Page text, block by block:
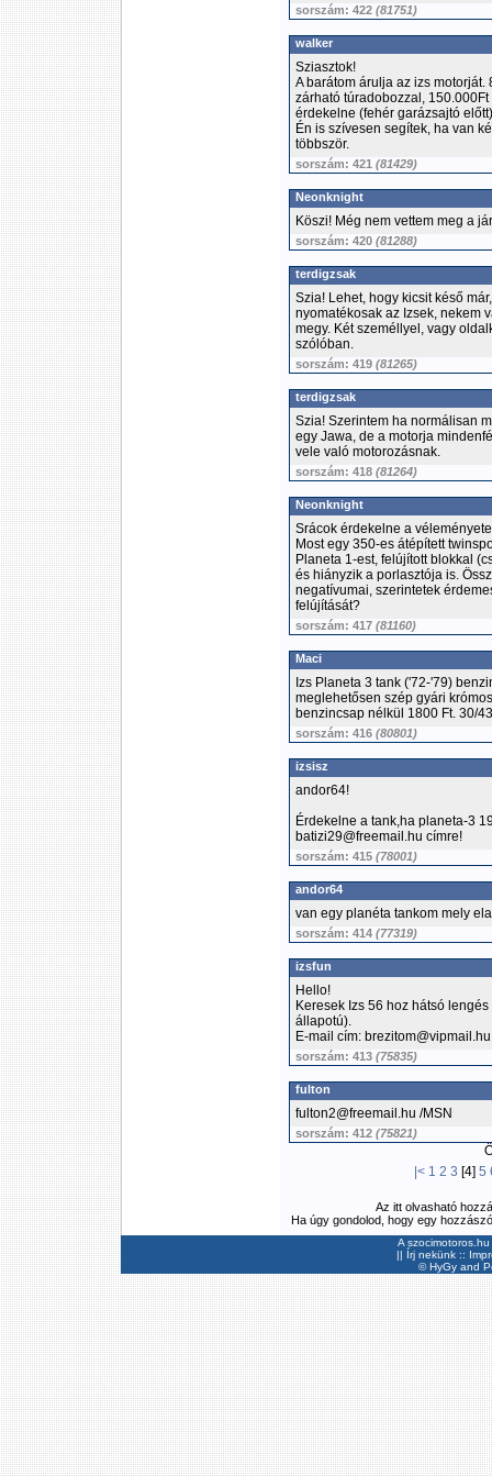
sorszám: 422 (81751)
walker
Sziasztok!
A barátom árulja az izs
zárható túradobozzal,
érdekelne (fehér garázsajtó
Én is szívesen segítek, ha van
többször.
sorszám: 421 (81429)
Neonknight
Köszi! Még nem vettem meg a
sorszám: 420 (81288)
terdigzsak
Szia! Lehet, hogy kicsit késő
nyomatékosak az Izsek, nekem
megy. Két személlyel, vagy
szólóban.
sorszám: 419 (81265)
terdigzsak
Szia! Szerintem ha normálisan
egy Jawa, de a motorja
vele való motorozásnak.
sorszám: 418 (81264)
Neonknight
Srácok érdekelne a
Most egy 350-es átépített
Planeta 1-est, felújított blokkal
és hiányzik a porlasztója is.
negatívumai, szerintetek
felújítását?
sorszám: 417 (81160)
Maci
Izs Planeta 3 tank ('72-'79)
meglehetősen szép gyári
benzincsap nélkül 1800 Ft. 30/
sorszám: 416 (80801)
izsisz
andor64!
Érdekelne a tank,ha planeta-3
batizi29@freemail.hu címre!
sorszám: 415 (78001)
andor64
van egy planéta tankom mely
sorszám: 414 (77319)
izsfun
Hello!
Keresek Izs 56 hoz hátsó
állapotú).
E-mail cím: brezitom@vipmail.hu
sorszám: 413 (75835)
fulton
fulton2@freemail.hu /MSN
sorszám: 412 (75821)
|< 1 2 3 [4] 5
Az itt olvasható
Ha úgy gondolod, hogy egy
A
|| Írj nekünk ::
©HyGyand